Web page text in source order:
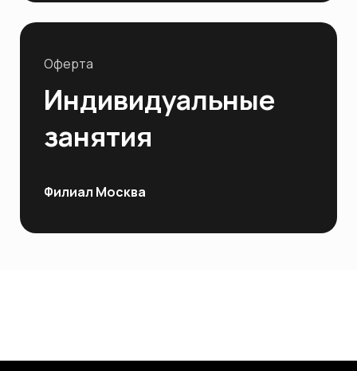
Оферта
Индивидуальные
занятия
Филиал Москва